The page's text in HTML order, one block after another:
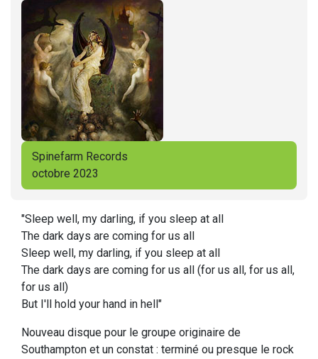
Spinefarm Records
octobre 2023
"Sleep well, my darling, if you sleep at all
The dark days are coming for us all
Sleep well, my darling, if you sleep at all
The dark days are coming for us all (for us all, for us all,
for us all)
But I'll hold your hand in hell"
Nouveau disque pour le groupe originaire de
Southampton et un constat : terminé ou presque le rock